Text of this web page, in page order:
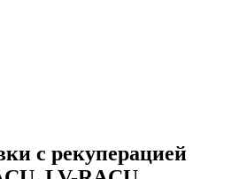
с рекуперацией